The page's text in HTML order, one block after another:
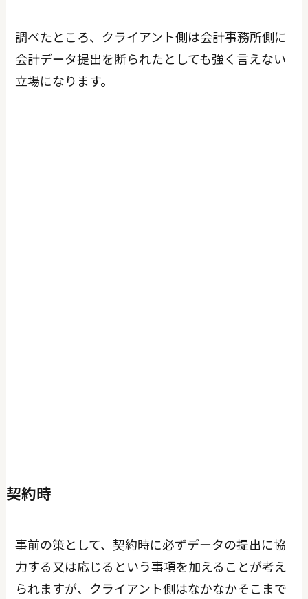
調べたところ、クライアント側は会計事務所側に
会計データ提出を断られたとしても強く言えない
立場になります。
契約時
事前の策として、契約時に必ずデータの提出に協
力する又は応じるという事項を加えることが考え
られますが、クライアント側はなかなかそこまで